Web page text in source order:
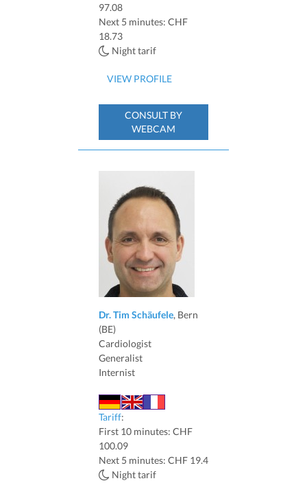
97.08
Next 5 minutes: CHF
18.73
Night tarif
VIEW PROFILE
CONSULT BY
WEBCAM
Dr. Tim Schäufele, Bern
(BE)
Cardiologist
Generalist
Internist
Tariff:
First 10 minutes: CHF
100.09
Next 5 minutes: CHF 19.4
Night tarif